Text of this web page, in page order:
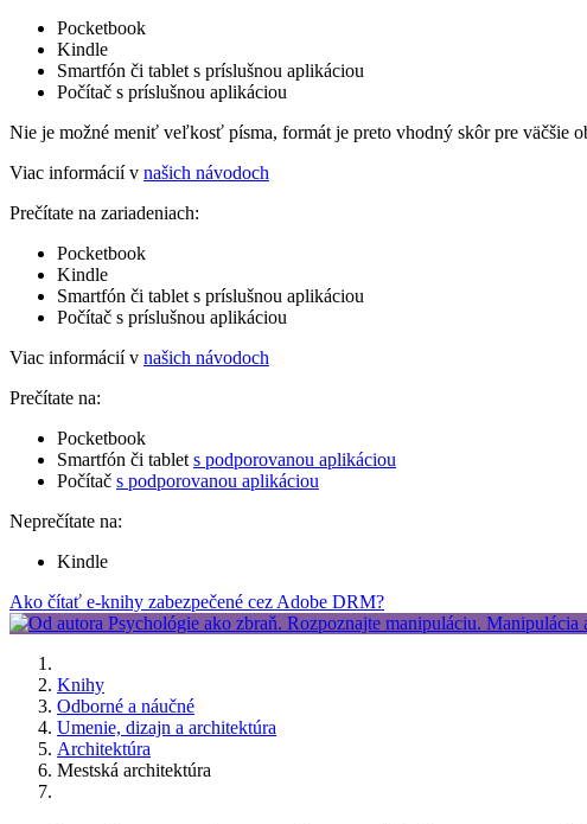
Pocketbook
Kindle
Smartfón či tablet s príslušnou aplikáciou
Počítač s príslušnou aplikáciou
Nie je možné meniť veľkosť písma, formát je preto vhodný skôr pre väčšie
Viac informácií v našich návodoch
Prečítate na zariadeniach:
Pocketbook
Kindle
Smartfón či tablet s príslušnou aplikáciou
Počítač s príslušnou aplikáciou
Viac informácií v našich návodoch
Prečítate na:
Pocketbook
Smartfón či tablet s podporovanou aplikáciou
Počítač s podporovanou aplikáciou
Neprečítate na:
Kindle
Ako čítať e-knihy zabezpečené cez Adobe DRM?
Knihy
Odborné a náučné
Umenie, dizajn a architektúra
Architektúra
Mestská architektúra